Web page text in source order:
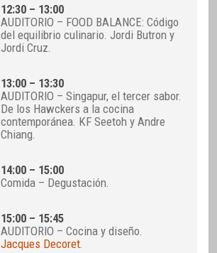
12:30 – 13:00
AUDITORIO – FOOD BALANCE: Código
del equilibrio culinario. Jordi Butron y
Jordi Cruz.
13:00 – 13:30
AUDITORIO – Singapur, el tercer sabor.
De los Hawckers a la cocina
contemporánea. KF Seetoh y Andre
Chiang.
14:00 – 15:00
Comida – Degustación.
15:00 – 15:45
AUDITORIO – Cocina y diseño.
Jacques Decoret